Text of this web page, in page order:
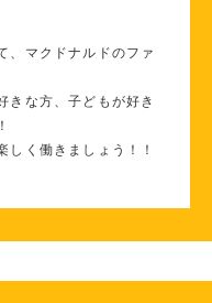
、マクドナルドのファ
きな方、子どもが好き
しく働きましょう！！